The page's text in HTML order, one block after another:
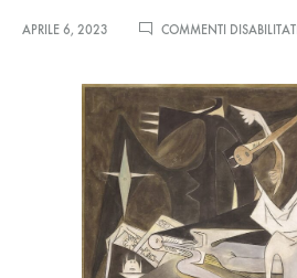
APRILE 6, 2023 COMMENTI DISABILITATI